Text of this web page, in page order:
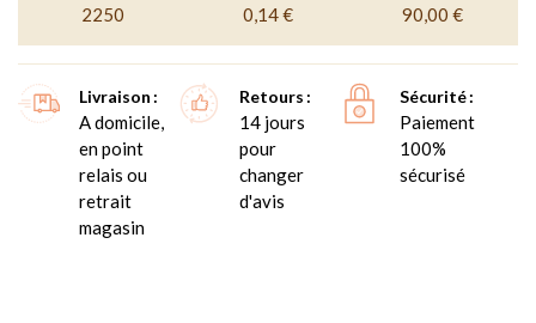
2250 0,14 € 90,00 €
Livraison
A domicile,
en point
relais ou
retrait
magasin
Retours
14 jours
pour
changer
d'avis
Sécurité
Paiement
100%
sécurisé